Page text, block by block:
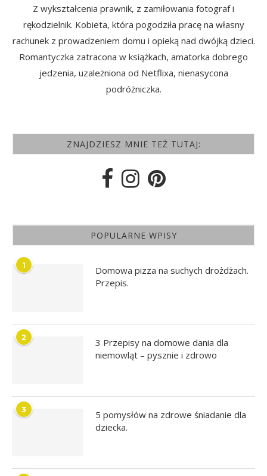
Z wykształcenia prawnik, z zamiłowania fotograf i
rękodzielnik. Kobieta, która pogodziła pracę na własny
rachunek z prowadzeniem domu i opieką nad dwójką dzieci.
Romantyczka zatracona w książkach, amatorka dobrego
jedzenia, uzależniona od Netflixa, nienasycona
podróżniczka.
ZNAJDZIESZ MNIE TEŻ TUTAJ:
POPULARNE WPISY
1
Domowa pizza na suchych drożdżach.
Przepis.
2
3 Przepisy na domowe dania dla
niemowląt – pysznie i zdrowo
3
5 pomysłów na zdrowe śniadanie dla
dziecka.